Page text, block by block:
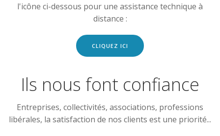
l'icône ci-dessous pour une assistance technique à
distance :
CLIQUEZ ICI
Ils nous font confiance
Entreprises, collectivités, associations, professions
libérales, la satisfaction de nos clients est une priorité...